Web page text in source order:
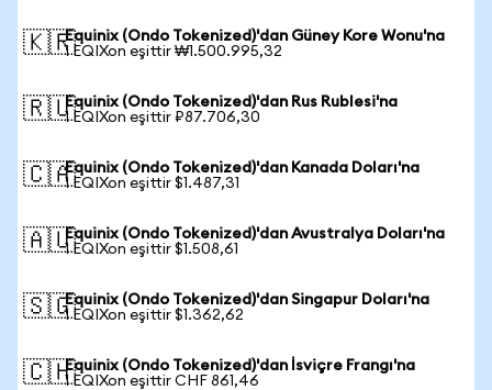
🇰🇷Equinix (Ondo Tokenized)'dan Güney Kore Wonu'na
1 EQIXon eşittir ₩1.500.995,32
🇷🇺Equinix (Ondo Tokenized)'dan Rus Rublesi'na
1 EQIXon eşittir ₽87.706,30
🇨🇦Equinix (Ondo Tokenized)'dan Kanada Doları'na
1 EQIXon eşittir $1.487,31
🇦🇺Equinix (Ondo Tokenized)'dan Avustralya Doları'na
1 EQIXon eşittir $1.508,61
🇸🇬Equinix (Ondo Tokenized)'dan Singapur Doları'na
1 EQIXon eşittir $1.362,62
🇨🇭Equinix (Ondo Tokenized)'dan İsviçre Frangı'na
1 EQIXon eşittir CHF 861,46